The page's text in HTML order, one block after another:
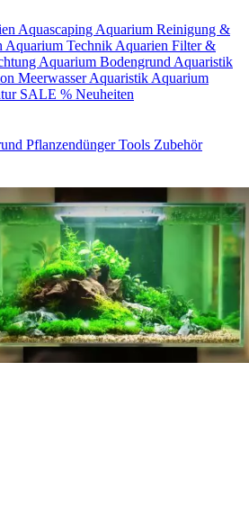
Aquascaping Aquarium Reinigung &
Aquarium Technik Aquarien Filter &
Aquarium Bodengrund Aquaristik
Meerwasser Aquaristik Aquarium
SALE % Neuheiten
PflanzendüngerTools Zubehör